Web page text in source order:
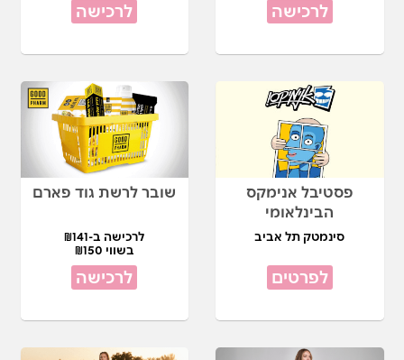
לרכישה לרכישה
פסטיבל אנימקס
הבינלאומי
סינמטק תל אביב
לפרטים
שובר לרשת גוד פארם
לרכישה ב-₪141
בשווי ₪150
לרכישה